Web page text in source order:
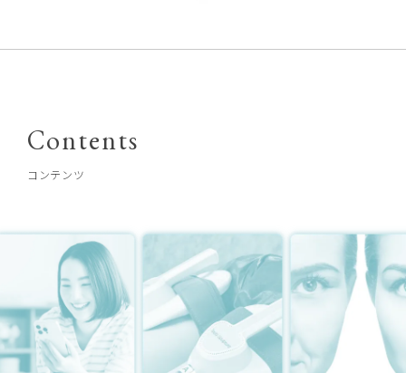
Contents
コンテンツ